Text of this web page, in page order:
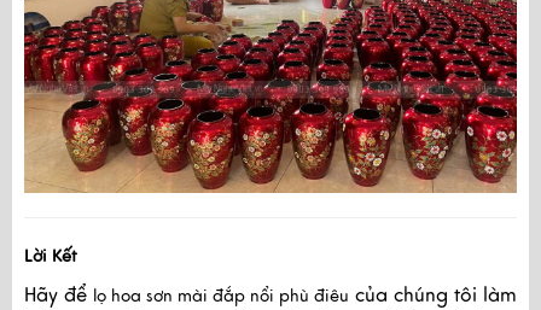
Lời Kết
Hãy để lọ hoa sơn mài đắp nổi phù điêu của chúng tôi làm